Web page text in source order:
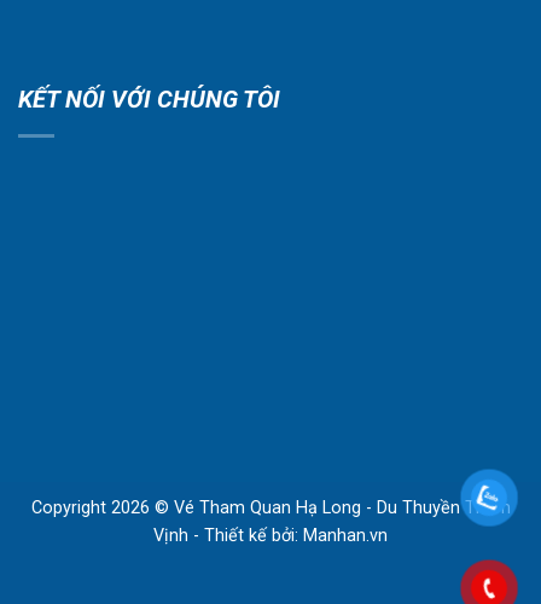
KẾT NỐI VỚI CHÚNG TÔI
Copyright 2026 © Vé Tham Quan Hạ Long - Du Thuyền Thăm
Vịnh - Thiết kế bởi: Manhan.vn